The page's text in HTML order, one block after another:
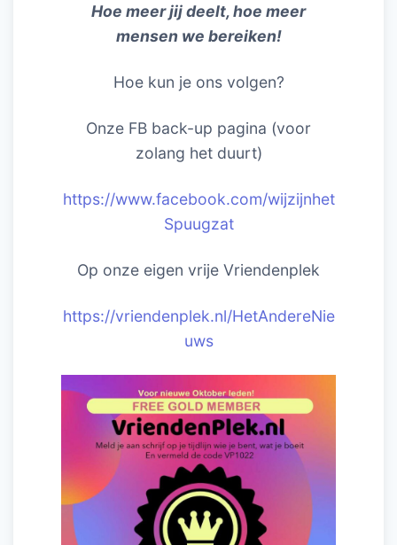
Hoe meer jij deelt, hoe meer
mensen we bereiken!
Hoe kun je ons volgen?
Onze FB back-up pagina (voor
zolang het duurt)
https://www.facebook.com/wijzijnhet
Spuugzat
Op onze eigen vrije Vriendenplek
https://vriendenplek.nl/HetAndereNie
uws